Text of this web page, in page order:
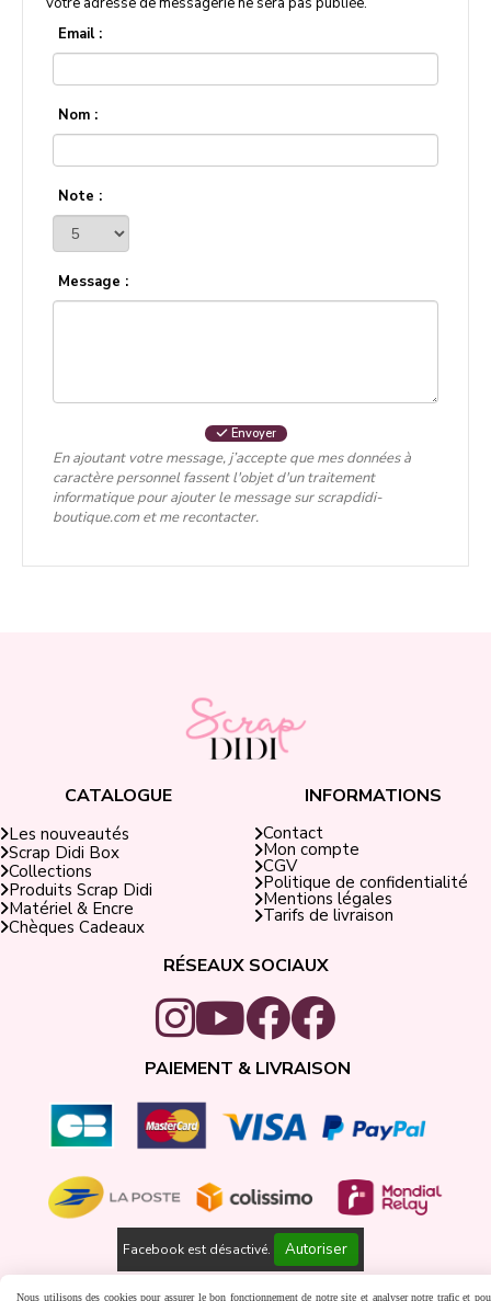
Email :
Nom :
Note :
Message :
Envoyer
En ajoutant votre message, j’accepte que mes données à
caractère personnel fassent l'objet d'un traitement
informatique pour ajouter le message sur scrapdidi-
boutique.com et me recontacter.
CATALOGUE
Les nouveautés
Scrap Didi Box
Collections
Produits Scrap Didi
Matériel & Encre
Chèques Cadeaux
INFORMATIONS
Contact
Mon compte
CGV
Politique de confidentialité
Mentions légales
Tarifs de livraison
RÉSEAUX SOCIAUX
PAIEMENT & LIVRAISON
Facebook est désactivé.
Autoriser
Nous utilisons des cookies pour assurer le bon fonctionnement de notre site et analyser notre trafic et